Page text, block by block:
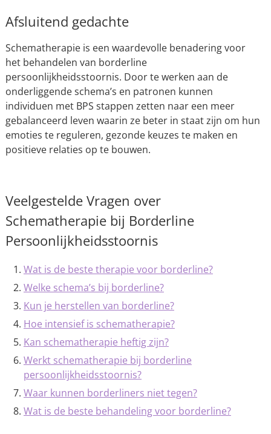
Afsluitend gedachte
Schematherapie is een waardevolle benadering voor
het behandelen van borderline
persoonlijkheidsstoornis. Door te werken aan de
onderliggende schema’s en patronen kunnen
individuen met BPS stappen zetten naar een meer
gebalanceerd leven waarin ze beter in staat zijn om hun
emoties te reguleren, gezonde keuzes te maken en
positieve relaties op te bouwen.
Veelgestelde Vragen over
Schematherapie bij Borderline
Persoonlijkheidsstoornis
Wat is de beste therapie voor borderline?
Welke schema’s bij borderline?
Kun je herstellen van borderline?
Hoe intensief is schematherapie?
Kan schematherapie heftig zijn?
Werkt schematherapie bij borderline
persoonlijkheidsstoornis?
Waar kunnen borderliners niet tegen?
Wat is de beste behandeling voor borderline?